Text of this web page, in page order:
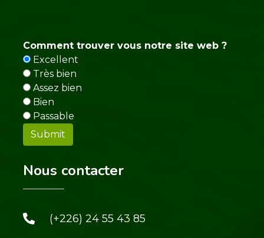
Comment trouver vous notre site web ?
Excellent
Très bien
Assez bien
Bien
Passable
Nous contacter
(+226) 24 55 43 85